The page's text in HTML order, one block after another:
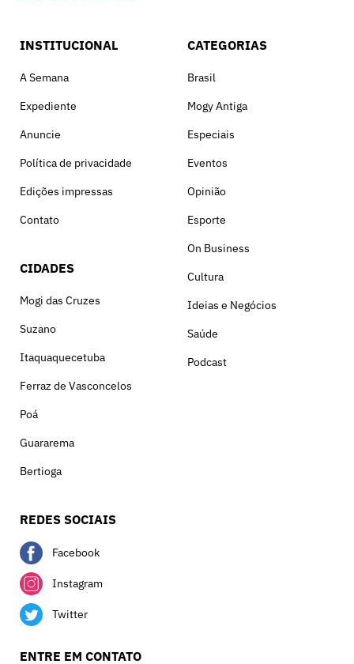
INSTITUCIONAL
A Semana
Expediente
Anuncie
Política de privacidade
Edições impressas
Contato
CIDADES
Mogi das Cruzes
Suzano
Itaquaquecetuba
Ferraz de Vasconcelos
Poá
Guararema
Bertioga
CATEGORIAS
Brasil
Mogy Antiga
Especiais
Eventos
Opinião
Esporte
On Business
Cultura
Ideias e Negócios
Saúde
Podcast
REDES SOCIAIS
Facebook
Instagram
Twitter
ENTRE EM CONTATO